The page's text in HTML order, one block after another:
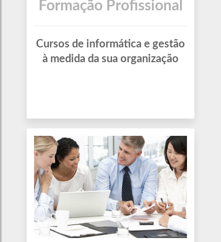
Formação Profissional
Cursos de informática e gestão
à medida da sua organização